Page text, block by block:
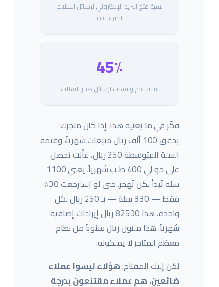
نسبة فتح البريد الإلكتروني لرسائل السلات
المهجورة
45٪
نسبة فتح واتساب لرسائل هجر السلات
فكّر في ما يعنيه هذا. إذا كان متجرك
يحقق 100 ألف ريال مبيعات شهرياً، وقيمة
السلة المتوسطة 250 ريال، فأنت تحصل
على حوالي 400 طلب شهرياً. يعني 1100
سلة تُبدأ لكن تُهجر. حتى لو استرجعت 30٪
فقط — 330 سلة — بـ 250 ريال لكل
واحدة، هذا 82500 ريال إيرادات إضافية
شهرياً. هذا مليون ريال سنوياً من نظام
معظم المتاجر لا يملكونه.
لكن إليك المفتاح:هؤلاء ليسوا عملاء
ضائعين. هم عملاء مقتنعون بدرجة